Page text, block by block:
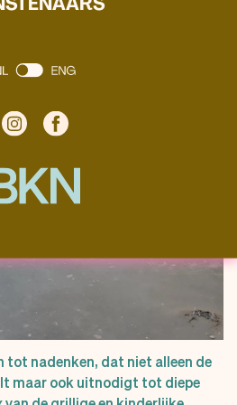
tot nadenken, dat niet alleen de
maar ook uitnodigt tot diepe